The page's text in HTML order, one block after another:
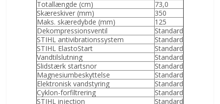
Totallængde (cm)
73,0
Skæreskiver (mm)
350
Maks. skæredybde (mm)
125
Dekompressionsventil
Standard
STIHL antivibrationssystem
Standard
STIHL ElastoStart
Standard
Vandtilslutning
Standard
Slidstærk startsnor
Standard
Magnesiumbeskyttelse
Standard
Elektronisk vandstyring
Standard
Cyklon-forfiltrering
Standard
STIHL injection
Standard